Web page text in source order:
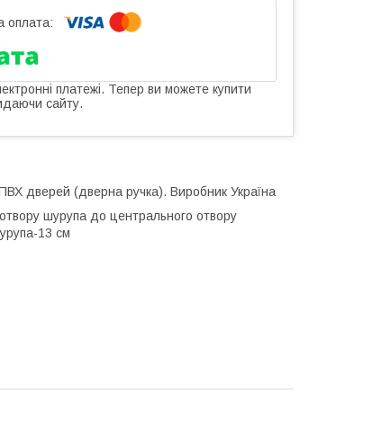
платежі. Тепер ви можете купити
сайту.
дверей (дверна ручка). Виробник Україна
шурупа до центрального отвору
13 см